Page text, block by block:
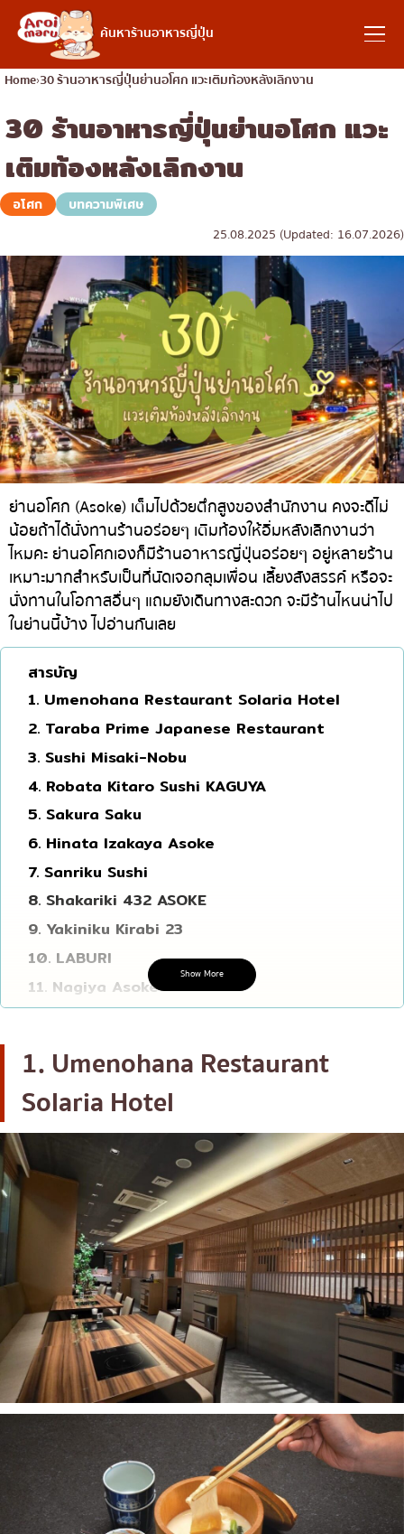
ค้นหาร้านอาหารญี่ปุ่น
อาหารญี่ปุ่น
ค้นหาร้านอาหาร
ค้นหาตามประเภทอาหาร
ราเมง
อิซากายะ
ปิ้งย่างญี่ปุ่น/ยากินิกุ
คัตสึด้ง/ทงคัตสึ
ชาบูชาบู/สุกี้ยากี้
แกงกะหรี่ญี่ปุ่น
ไก่ย่างเสียบไม้สไตล์ญี่ปุ่น
โซบะ/อุด้ง
ขนมหวานญี่ปุ่น
เทมปุระ
โอมากาเสะ
ร้านอาหารญี่ปุ่นระดับพรีเมียม
ซาชิมิ/อาหารทะเล
อาหารตะวันตกสไตล์ญี่ปุ่น
ปลาไหลย่าง
ข้าวปั้นญี่ปุ่น
โอโคโนมิยากิ/เทปปันยากิ
ด้ง (ข้าวหน้าต่างๆ)
บุฟเฟต์
มิชลิน
สเต็ก
ของทอดเสียบไม้
ของย่างเสียบไม้/เครื่องในย่าง
ร้านอาหารญี่ปุ่นแบบดั้งเดิม
ทาโกะยากิ
โอเด้ง/เมนูตุ๋นสไตล์ญี่ปุ่น
อาหารชุด/อาหารญี่ปุ่นสไตล์โฮมคุกกิ้ง
เบนโตะ/บริการส่งอาหารญี่ปุ่น
ค้นหาตามพื้นที่
เจริญกรุง
ธนบุรี
สยาม
ทองหล่อ
เอกมัย
พร้อมพงษ์
อโศก
อารีย์
สีลม
สาทร
อ่อนนุช
พระราม 9
รัชดา
พระโขนง
เพลินจิต
บางนา
นานา
อุดมสุข
ศรีราชา
ไอคอนสยาม
เซ็นทรัลเวิลด์
เชียงใหม่
ลาดพร้าว
สมุทรปราการ
ปทุมธานี
สมุทรสาคร
ภูเก็ต
ธนิยะ
พระราม 3
พระราม4
อื่นๆ
คอลัมน์ความรู้
บทความพิเศษ
บทความที่KOLแนะนำ
Home 30 ร้านอาหารญี่ปุ่นย่านอโศก แวะเติมท้องหลังเลิกงาน
30 ร้านอาหารญี่ปุ่นย่านอโศก แวะ
เติมท้องหลังเลิกงาน
อโศก
บทความพิเศษ
25.08.2025 (Updated: 16.07.2026)
ย่านอโศก (Asoke) เต็มไปด้วยตึกสูงของสำนักงาน คงจะดีไม่
น้อยถ้าได้นั่งทานร้านอร่อยๆ เติมท้องให้อิ่มหลังเลิกงานว่า
ไหมคะ ย่านอโศกเองก็มีร้านอาหารญี่ปุ่นอร่อยๆ อยู่หลายร้าน
เหมาะมากสำหรับเป็นที่นัดเจอกลุมเพื่อน เลี้ยงสังสรรค์ หรือจะ
นั่งทานในโอกาสอื่นๆ แถมยังเดินทางสะดวก จะมีร้านไหนน่าไป
ในย่านนี้บ้าง ไปอ่านกันเลย
สารบัญ
1. Umenohana Restaurant Solaria Hotel
2. Taraba Prime Japanese Restaurant
3. Sushi Misaki-Nobu
4. Robata Kitaro Sushi KAGUYA
5. Sakura Saku
6. Hinata Izakaya Asoke
7. Sanriku Sushi
8. Shakariki 432 ASOKE
9. Yakiniku Kirabi 23
10. LABURI
11. Nagiya Asoke
12. Tonkotsu Kazan
Buffet
14. Mo Mo Paradise
15. Yakiniku like Terminal 21 Asoke
16. Tohkai Yakiniku
17. Tonkatsu Wako
18. Kisso Japanese Restaurant
19. Tamaruya Honten Asoke
20. UMA UMA Asoke
21. Kenshin Izakaya
22. SAN KYU YAKINIKU
23. Sushi Juban Asok
24. Mitsumori of Tokyo
25. Sushi Misaki-Nobu
26. OKONOMI Asoke Towers
27. Hokkaido Yakidon Baan Kampu Asoke
28. Ryoshin the premium sushi house
29. Emishi Japanese Restaurant
Show More
1. Umenohana Restaurant
Solaria Hotel